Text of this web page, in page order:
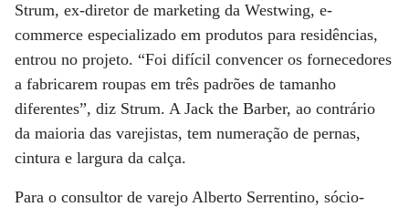
Strum, ex-diretor de marketing da Westwing, e-
commerce especializado em produtos para residências,
entrou no projeto. “Foi difícil convencer os fornecedores
a fabricarem roupas em três padrões de tamanho
diferentes”, diz Strum. A Jack the Barber, ao contrário
da maioria das varejistas, tem numeração de pernas,
cintura e largura da calça.
Para o consultor de varejo Alberto Serrentino, sócio-